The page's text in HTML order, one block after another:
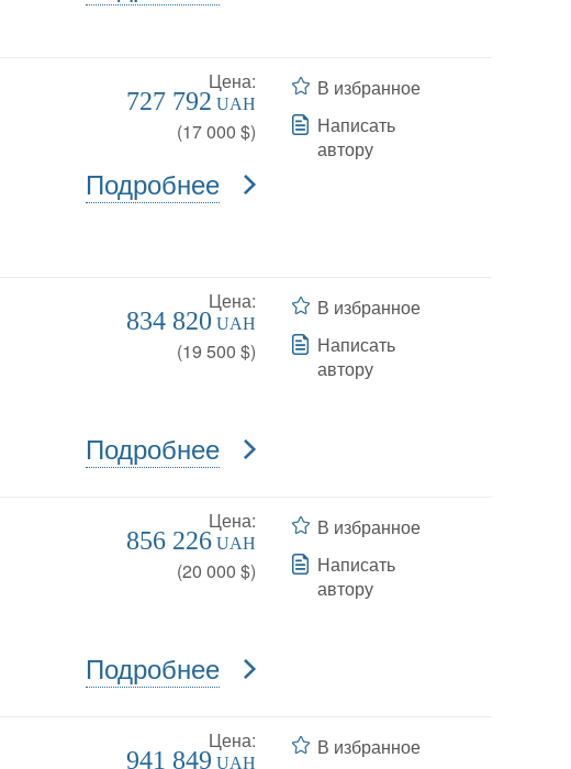
Цена:
727 792 UAH
(17 000 $)
Подробнее
В избранное
Написать
автору
Цена:
834 820 UAH
(19 500 $)
Подробнее
В избранное
Написать
автору
Цена:
856 226UAH
(20 000 $)
Подробнее
В избранное
Написать
автору
Цена:
941 849 UAH
В избранное